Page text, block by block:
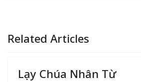
Related Articles
Lạy Chúa Nhân Từ